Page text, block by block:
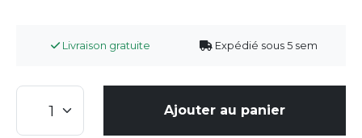
Livraison gratuite Expédié sous 5 sem
Ajouter au panier